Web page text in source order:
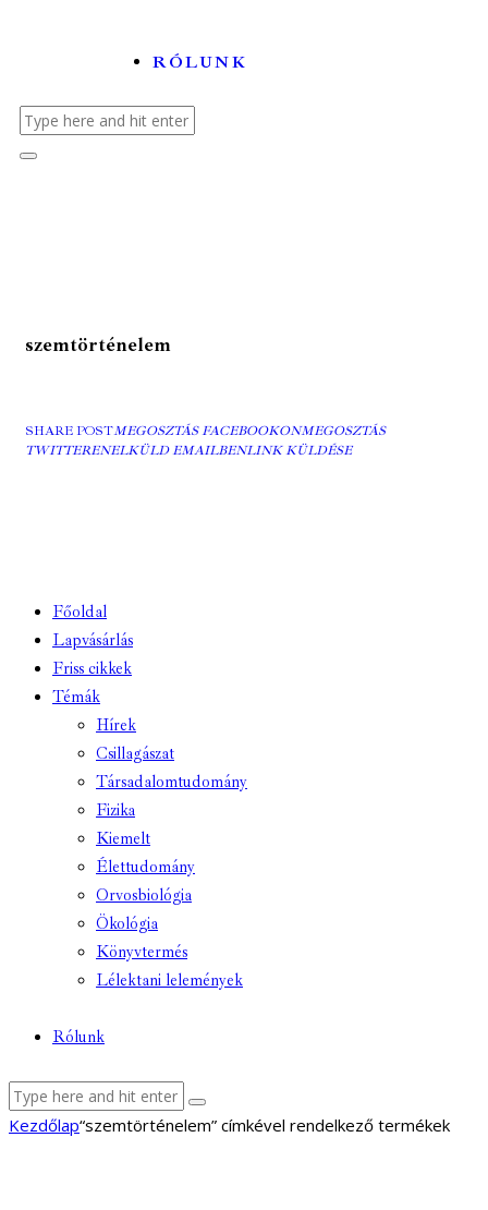
RÓLUNK
szemtörténelem
SHARE POSTMEGOSZTÁS FACEBOOKONMEGOSZTÁS
TWITTERENELKÜLD EMAILBENLINK KÜLDÉSE
Főoldal
Lapvásárlás
Friss cikkek
Témák
Hírek
Csillagászat
Társadalomtudomány
Fizika
Kiemelt
Élettudomány
Orvosbiológia
Ökológia
Könyvtermés
Lélektani lelemények
Rólunk
Kezdőlap“szemtörténelem” címkével rendelkező termékek